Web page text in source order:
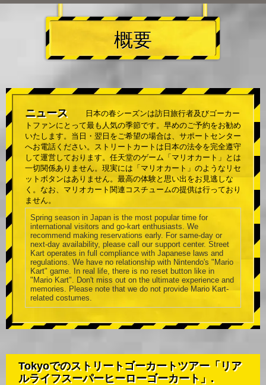
概要
ニュース
日本の春シーズンは訪日旅行者及びゴーカー
トファンにとって最も人気の季節です。早めのご予約をお勧め
いたします。当日・翌日をご希望の場合は、サポートセンター
へお電話ください。ストリートカートは日本の法令を完全遵守
して運営しております。任天堂のゲーム「マリオカート」とは
一切関係ありません。現実には「マリオカート」のようなリセ
ットボタンはありません。最高の体験と思い出をお見逃しな
く。なお、マリオカート関連コスチュームの提供は行っており
ません。
Spring season in Japan is the most popular time for
international visitors and go-kart enthusiasts. We
recommend making reservations early. For same-day or
next-day availability, please call our support center. Street
Kart operates in full compliance with Japanese laws and
regulations. We have no relationship with Nintendo's "Mario
Kart" game. In real life, there is no reset button like in
"Mario Kart". Don't miss out on the ultimate experience and
memories. Please note that we do not provide Mario Kart-
related costumes.
Tokyoでのストリートゴーカートツアー「リア
ルライフスーパーヒーローゴーカート」.